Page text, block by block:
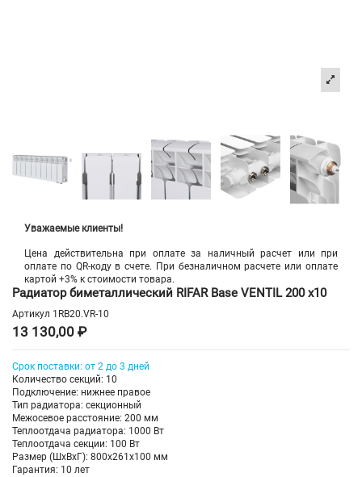
Уважаемые клиенты!
Цена действительна при оплате за наличный расчет или при
оплате по QR-коду в счете. При безналичном расчете или оплате
картой +3% к стоимости товара.
Радиатор биметаллический RIFAR Base VENTIL 200 х10
Артикул 1RB20.VR-10
13 130,00 ₽
Срок поставки: от 2 до 3 дней
Количество секций: 10
Подключение: нижнее правое
Тип радиатора: секционный
Межосевое расстояние: 200 мм
Теплоотдача радиатора: 1000 Вт
Теплоотдача секции: 100 Вт
Размер (ШхВхГ): 800х261х100 мм
Гарантия: 10 лет